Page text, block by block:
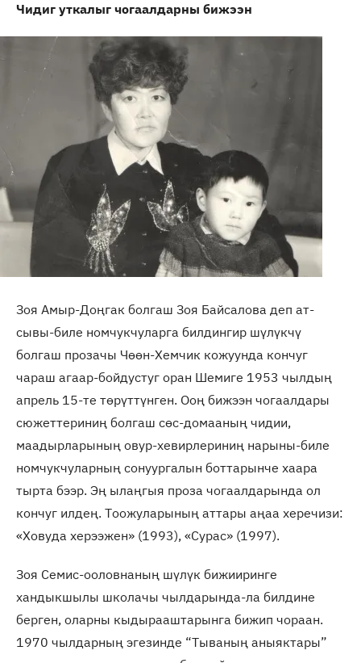
Чидиг уткалыг чогаалдарны бижээн
Зоя Амыр-Доңгак болгаш Зоя Байсалова деп ат-
сывы-биле номчукчуларга билдингир шүлүкчү
болгаш прозачы Чөөн-Хемчик кожуунда кончуг
чараш агаар-бойдустуг оран Шемиге 1953 чылдың
апрель 15-те төрүттүнген. Ооң бижээн чогаалдары
сюжеттериниң болгаш сөс-домааның чидии,
маадырларының овур-хевирлериниң нарыны-биле
номчукчуларның сонуургалын боттарынче хаара
тырта бээр. Эң ылаңгыя проза чогаалдарында ол
кончуг илдең. Тоожуларының аттары аңаа херечизи:
«Ховуда херээжен» (1993), «Сурас» (1997).
Зоя Семис-ооловнаның шүлүк бижииринге
хандыкшылы школачы чылдарында-ла билдине
берген, оларны кыдырааштарынга бижип чораан.
1970 чылдарның эгезинде “Тываның аныяктары”